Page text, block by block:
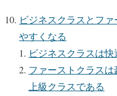
ビジネスクラスとフ
やすくなる
ビジネスクラスは
ファーストクラス
上級クラスである